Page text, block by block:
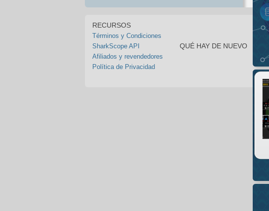
RECURSOS
Términos y Condiciones
SharkScope API
Afiliados y revendedores
Política de Privacidad
QUÉ HAY DE NUEVO